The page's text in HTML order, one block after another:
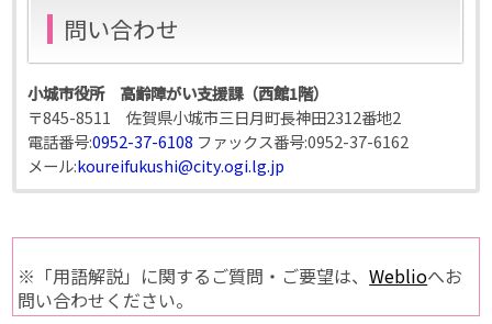
問い合わせ
小城市役所 高齢障がい支援課（西館1階）
〒845-8511 佐賀県小城市三日月町長神田2312番地2
電話番号:0952-37-6108 ファックス番号:0952-37-6162
メール:koureifukushi@city.ogi.lg.jp
※「用語解説」に関するご質問・ご要望は、Weblioへお
問い合わせください。